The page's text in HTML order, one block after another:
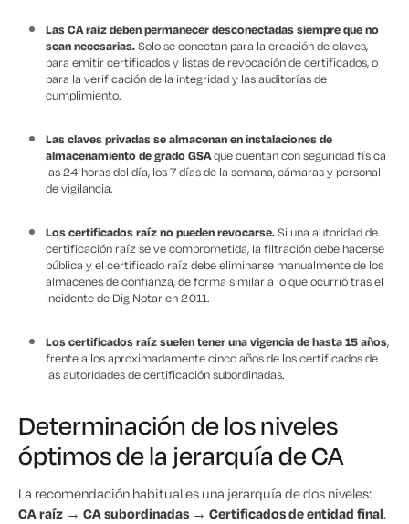
Las CA raíz deben permanecer desconectadas siempre que no
sean necesarias.Solo se conectan para la creación de claves,
para emitir certificados y listas de revocación de certificados, o
para la verificación de la integridad y las auditorías de
cumplimiento.
Las claves privadas se almacenan en instalaciones de
almacenamiento de grado GSAque cuentan con seguridad física
las 24 horas del día, los 7 días de la semana, cámaras y personal
de vigilancia.
Los certificados raíz no pueden revocarse.Si una autoridad de
certificación raíz se ve comprometida, la filtración debe hacerse
pública y el certificado raíz debe eliminarse manualmente de los
almacenes de confianza, de forma similar a lo que ocurrió tras el
incidente de DigiNotar en 2011.
Los certificados raíz suelen tener una vigencia de hasta 15 años,
frente a los aproximadamente cinco años de los certificados de
las autoridades de certificación subordinadas.
Determinación de los niveles
óptimos de la jerarquía de CA
La recomendación habitual es una jerarquía de dos niveles:
CA raíz → CA subordinadas → Certificados de entidad final.